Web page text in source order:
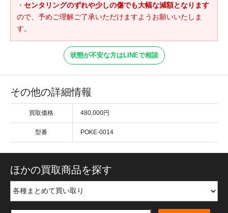
・ センタリングのずれや少しの傷でも大幅な減額となります
ので、予めご理解ご了承いただけますようお願いいたしま
す。
状態が不安な方はLINEで相談
その他の詳細情報
買取価格 480,000円
型番 POKE-0014
ほかの買取商品を探す